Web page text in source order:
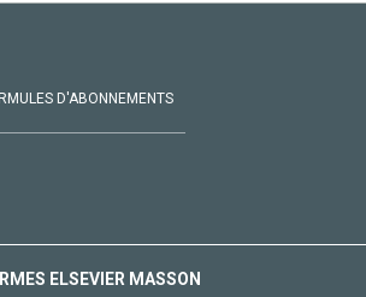
D'ABONNEMENTS
ELSEVIER MASSON